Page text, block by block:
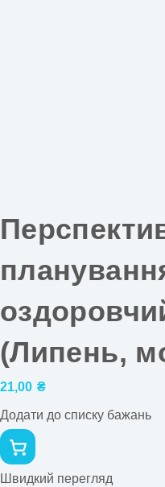
(Липень,
21,00 ₴
Додати до списку бажань
Швидкий перегляд